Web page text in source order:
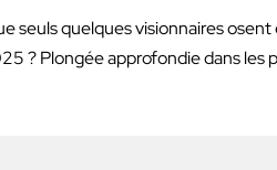
quelques visionnaires
? Plongée approfondie dans les